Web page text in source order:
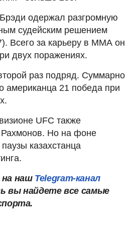
одержал разгромную
судейским решением
Всего за карьеру в ММА он
двух поражениях.
раз подряд. Суммарно
американца 21 победа при
UFC также
Рахмонов. Но на фоне
казахстанца
наш Telegram-канал
вы найдете все самые